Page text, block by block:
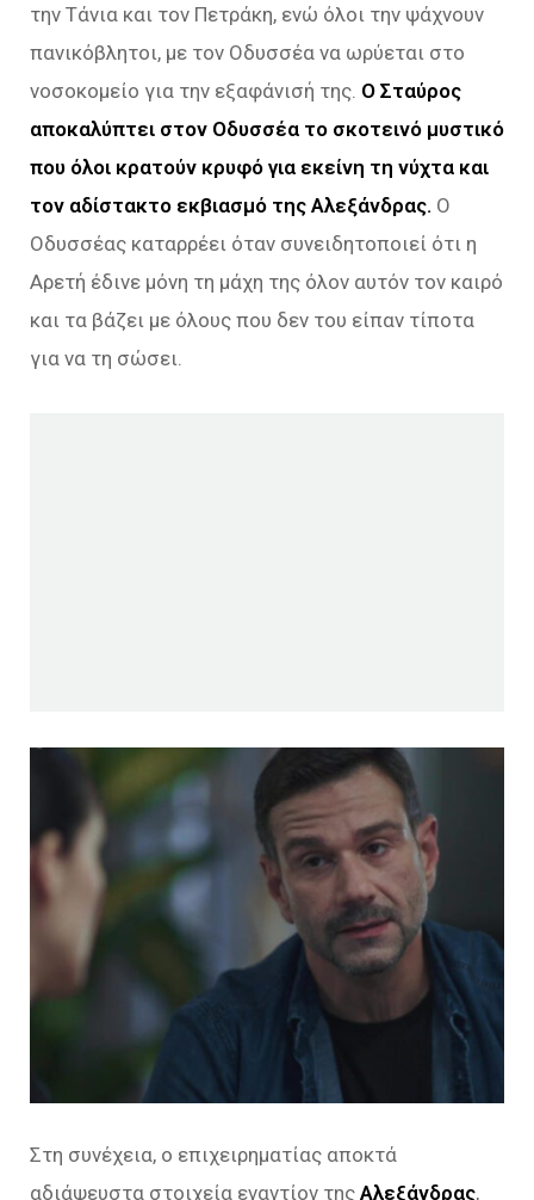
την Τάνια και τον Πετράκη, ενώ όλοι την ψάχνουν
πανικόβλητοι, με τον Οδυσσέα να ωρύεται στο
νοσοκομείο για την εξαφάνισή της. Ο Σταύρος
αποκαλύπτει στον Οδυσσέα το σκοτεινό μυστικό
που όλοι κρατούν κρυφό για εκείνη τη νύχτα και
τον αδίστακτο εκβιασμό της Αλεξάνδρας. Ο
Οδυσσέας καταρρέει όταν συνειδητοποιεί ότι η
Αρετή έδινε μόνη τη μάχη της όλον αυτόν τον καιρό
και τα βάζει με όλους που δεν του είπαν τίποτα
για να τη σώσει.
Στη συνέχεια, ο επιχειρηματίας αποκτά
αδιάψευστα στοιχεία εναντίον της Αλεξάνδρας,